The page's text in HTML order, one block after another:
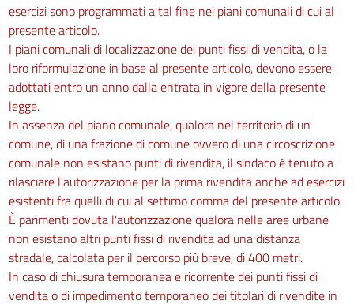
esercizi sono programmati a tal fine nei piani comunali di cui al
presente articolo.
I piani comunali di localizzazione dei punti fissi di vendita, o la
loro riformulazione in base al presente articolo, devono essere
adottati entro un anno dalla entrata in vigore della presente
legge.
In assenza del piano comunale, qualora nel territorio di un
comune, di una frazione di comune ovvero di una circoscrizione
comunale non esistano punti di rivendita, il sindaco è tenuto a
rilasciare l'autorizzazione per la prima rivendita anche ad esercizi
esistenti fra quelli di cui al settimo comma del presente articolo.
È parimenti dovuta l'autorizzazione qualora nelle aree urbane
non esistano altri punti fissi di rivendita ad una distanza
stradale, calcolata per il percorso più breve, di 400 metri.
In caso di chiusura temporanea e ricorrente dei punti fissi di
vendita o di impedimento temporaneo dei titolari di rivendite in